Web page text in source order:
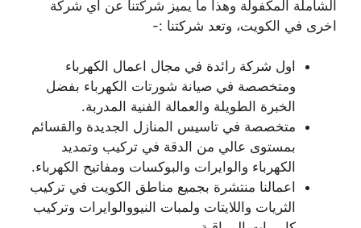
الشاملة المكفولة وهذا ما يميز شركتنا عن اي شركة
اخرى في الكويت، وتعد شركتنا :-
اول شركة رائدة في مجال اعمال الكهرباء
ومتخصصة في صيانة شورتات الكهرباء بفضل
الخبرة الطويلة والعمالة الفنية المدربة.
متخصصة في تاسيس المنازل الجديدة والقسائم
بمستوى عالي من الدقة في تركيب وتمديد
الكهرباء والوايرات والبوكسات ومفاتيح الكهرباء.
اعمالنا منتشرة بجميع مناطق الكويت في تركيب
الثريات واللايتات ولمبات النيووالوايرات وتركيب